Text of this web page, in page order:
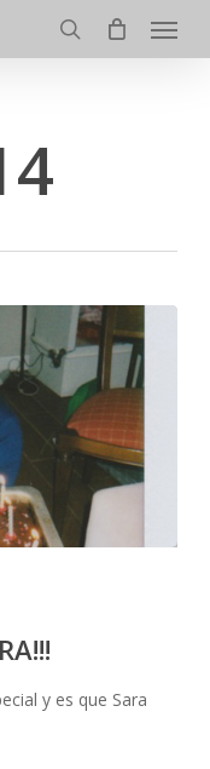
search
Menu
y es que Sara